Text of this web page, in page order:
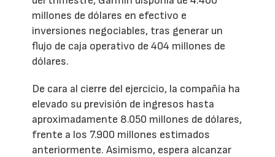
millones de dólares en efectivo e
inversiones negociables, tras generar un
flujo de caja operativo de 404 millones de
dólares.
De cara al cierre del ejercicio, la compañía ha
elevado su previsión de ingresos hasta
aproximadamente 8.050 millones de dólares,
frente a los 7.900 millones estimados
anteriormente. Asimismo, espera alcanzar